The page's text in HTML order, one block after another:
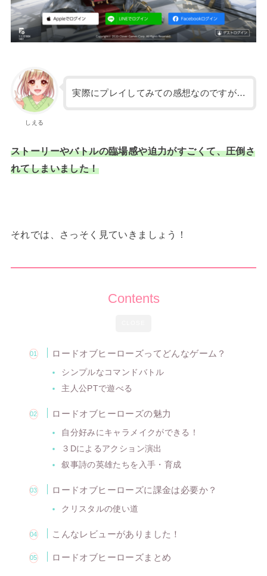
しえる
実際にプレイしてみての感想なのですが…
ストーリーやバトルの臨場感や迫力がすごくて、圧倒さ
れてしまいました！
それでは、さっそく見ていきましょう！
Contents
ロードオブヒーローズってどんなゲーム？
シンプルなコマンドバトル
主人公PTで遊べる
ロードオブヒーローズの魅力
自分好みにキャラメイクができる！
３Dによるアクション演出
叙事詩の英雄たちを入手・育成
ロードオブヒーローズに課金は必要か？
クリスタルの使い道
こんなレビューがありました！
ロードオブヒーローズまとめ